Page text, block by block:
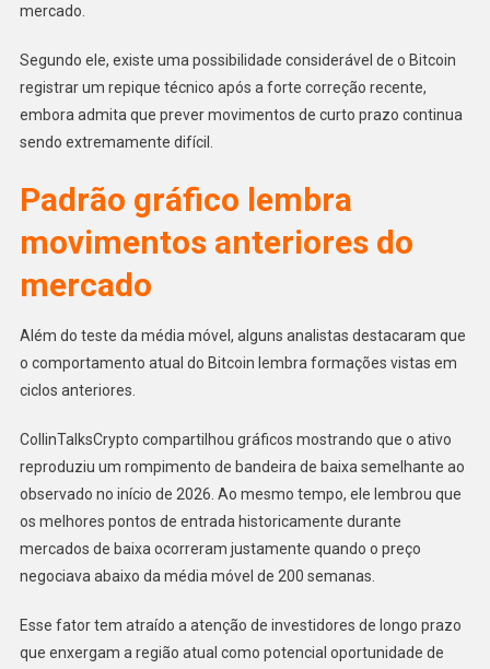
mercado.
Segundo ele, existe uma possibilidade considerável de o Bitcoin
registrar um repique técnico após a forte correção recente,
embora admita que prever movimentos de curto prazo continua
sendo extremamente difícil.
Padrão gráfico lembra
movimentos anteriores do
mercado
Além do teste da média móvel, alguns analistas destacaram que
o comportamento atual do Bitcoin lembra formações vistas em
ciclos anteriores.
CollinTalksCrypto compartilhou gráficos mostrando que o ativo
reproduziu um rompimento de bandeira de baixa semelhante ao
observado no início de 2026. Ao mesmo tempo, ele lembrou que
os melhores pontos de entrada historicamente durante
mercados de baixa ocorreram justamente quando o preço
negociava abaixo da média móvel de 200 semanas.
Esse fator tem atraído a atenção de investidores de longo prazo
que enxergam a região atual como potencial oportunidade de